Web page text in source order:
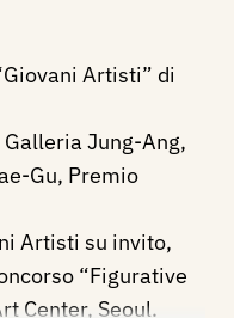
Artisti” di
Jung-Ang,
Gu, Premio
Artisti su invito,
“Figurative
Center, Seoul.